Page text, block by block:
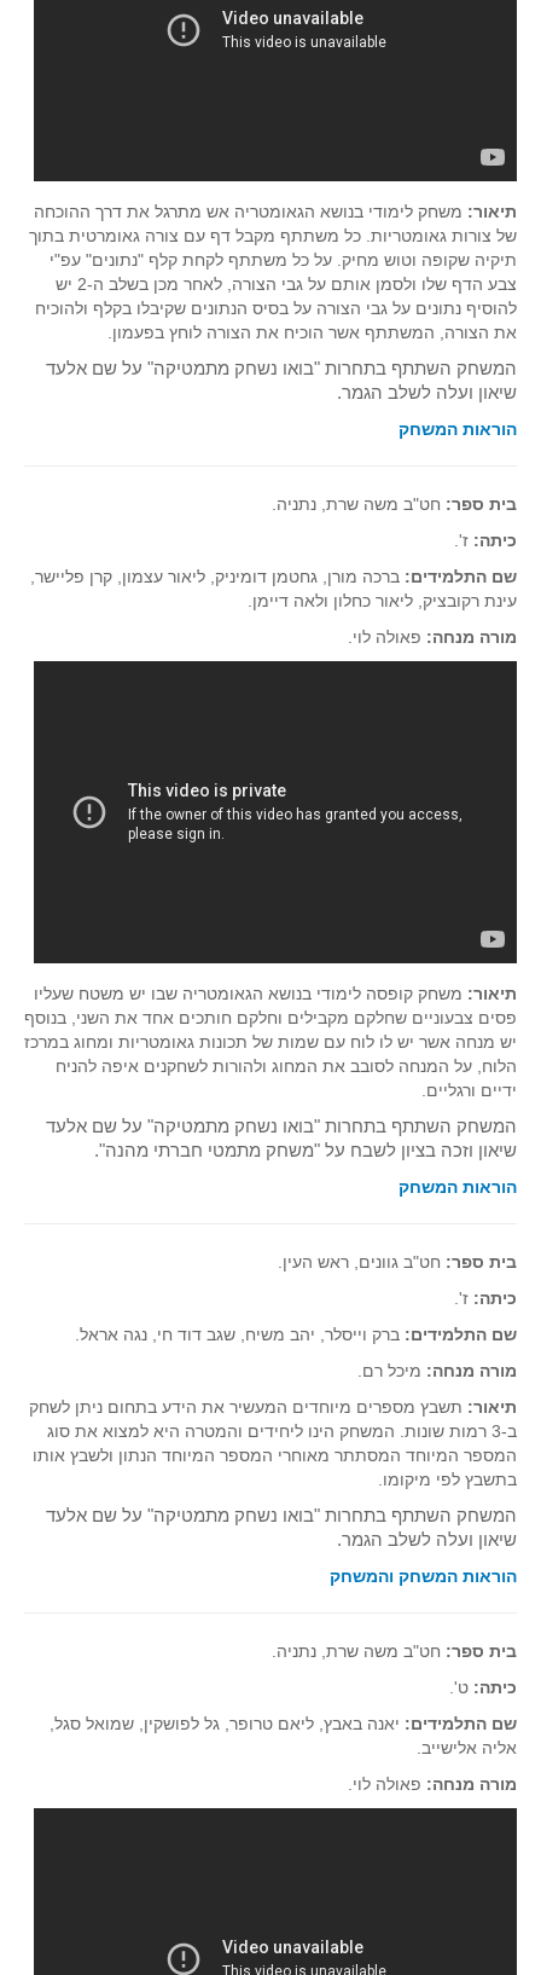
תיאור: משחק לימודי בנושא הגאומטריה אש מתרגל את דרך ההוכחה
של צורות גאומטריות. כל משתתף מקבל דף עם צורה גאומרטית בתוך
תיקיה שקופה וטוש מחיק. על כל משתתף לקחת קלף "נתונים" עפ"י
צבע הדף שלו ולסמן אותם על גבי הצורה, לאחר מכן בשלב ה-2 יש
להוסיף נתונים על גבי הצורה על בסיס הנתונים שקיבלו בקלף ולהוכיח
את הצורה, המשתתף אשר הוכיח את הצורה לוחץ בפעמון.
המשחק השתתף בתחרות "בואו נשחק מתמטיקה" על שם אלעד
שיאון ועלה לשלב הגמר.
הוראות המשחק
בית ספר: חט"ב משה שרת, נתניה.
כיתה: ז'.
שם התלמידים: ברכה מורן, גחטמן דומיניק, ליאור עצמון, קרן פליישר,
עינת רקובציק, ליאור כחלון ולאה דיימן.
מורה מנחה: פאולה לוי.
תיאור: משחק קופסה לימודי בנושא הגאומטריה שבו יש משטח שעליו
פסים צבעוניים שחלקם מקבילים וחלקם חותכים אחד את השני, בנוסף
יש מנחה אשר יש לו לוח עם שמות של תכונות גאומטריות ומחוג במרכז
הלוח, על המנחה לסובב את המחוג ולהורות לשחקנים איפה להניח
ידיים ורגליים.
המשחק השתתף בתחרות "בואו נשחק מתמטיקה" על שם אלעד
שיאון וזכה בציון לשבח על "משחק מתמטי חברתי מהנה".
הוראות המשחק
בית ספר: חט"ב גוונים, ראש העין.
כיתה: ז'.
שם התלמידים: ברק וייסלר, יהב משיח, שגב דוד חי, נגה אראל.
מורה מנחה: מיכל רם.
תיאור: תשבץ מספרים מיוחדים המעשיר את הידע בתחום ניתן לשחק
ב-3 רמות שונות. המשחק הינו ליחידים והמטרה היא למצוא את סוג
המספר המיוחד המסתתר מאוחרי המספר המיוחד הנתון ולשבץ אותו
בתשבץ לפי מיקומו.
המשחק השתתף בתחרות "בואו נשחק מתמטיקה" על שם אלעד
שיאון ועלה לשלב הגמר.
הוראות המשחק והמשחק
בית ספר: חט"ב משה שרת, נתניה.
כיתה: ט'.
שם התלמידים: יאנה באבץ, ליאם טרופר, גל לפושקין, שמואל סגל,
אליה אלישייב.
מורה מנחה: פאולה לוי.